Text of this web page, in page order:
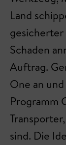
Land
Schaden
Auftrag.
One an
Programm
sind. Die